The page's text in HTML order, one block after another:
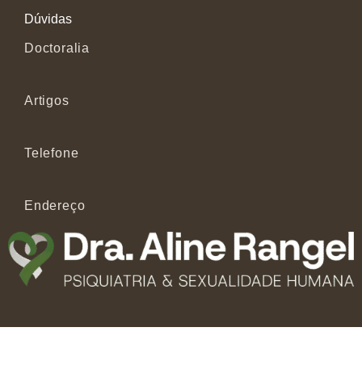
Dúvidas
Doctoralia
Artigos
Telefone
Endereço